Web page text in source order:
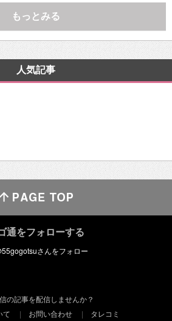
もっとみる
人気記事
通をフォローする
の記事を配信しませんか？
て
お問い合わせ タレコミ